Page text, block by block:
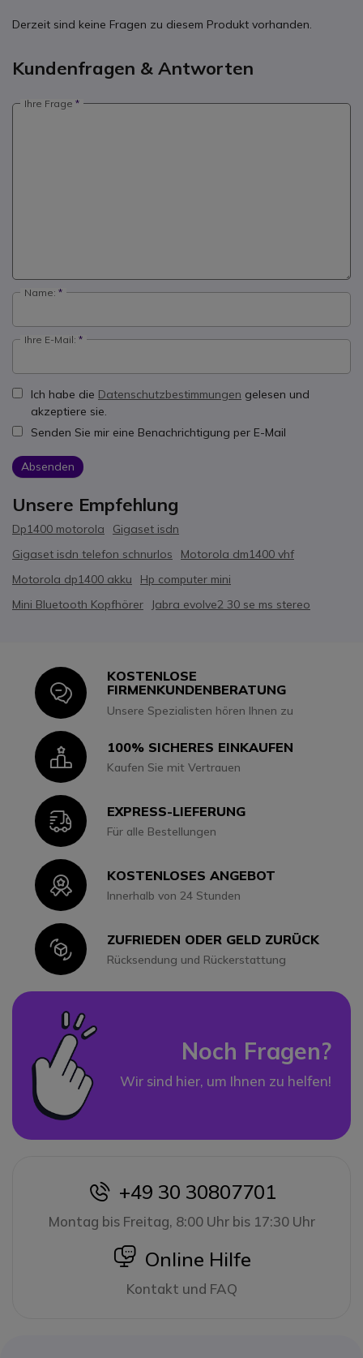
Derzeit sind keine Fragen zu diesem Produkt vorhanden.
Kundenfragen & Antworten
Ihre Frage
Name:
Ihre E-Mail:
Ich habe die Datenschutzbestimmungen gelesen und
akzeptiere sie.
Senden Sie mir eine Benachrichtigung per E-Mail
Absenden
Unsere Empfehlung
Dp1400 motorola
Gigaset isdn
Gigaset isdn telefon schnurlos
Motorola dm1400 vhf
Motorola dp1400 akku
Hp computer mini
Mini Bluetooth Kopfhörer
Jabra evolve2 30 se ms stereo
Icon
KOSTENLOSE
FIRMENKUNDENBERATUNG
Unsere Spezialisten hören Ihnen zu
Icon100% SICHERES EINKAUFEN
Kaufen Sie mit Vertrauen
IconEXPRESS-LIEFERUNG
Für alle Bestellungen
IconKOSTENLOSES ANGEBOT
Innerhalb von 24 Stunden
IconZUFRIEDEN ODER GELD ZURÜCK
Rücksendung und Rückerstattung
Noch Fragen?
Wir sind hier, um Ihnen zu helfen!
icon
+49 30 30807701
Montag bis Freitag, 8:00 Uhr bis 17:30 Uhr
icon
Online Hilfe
Kontakt und FAQ